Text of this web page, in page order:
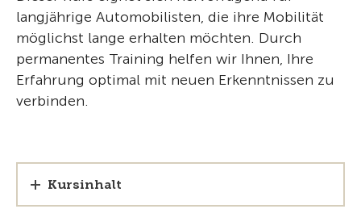
langjährige Automobilisten, die ihre Mobilität
möglichst lange erhalten möchten. Durch
permanentes Training helfen wir Ihnen, Ihre
Erfahrung optimal mit neuen Erkenntnissen zu
verbinden.
Kursinhalt